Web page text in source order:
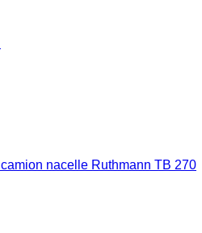
camion nacelle Ruthmann TB 270